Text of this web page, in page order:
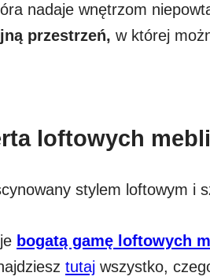
nadaje wnętrzom
przestrzeń, w której
loftowych
stylem loftowym i
bogatą gamę loftowych
tutaj wszystko,